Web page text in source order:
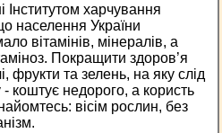
харчування
населення України
вітамінів, мінералів, а
Покращити здоров’я
фрукти та зелень, на яку слід
коштує недорого, а користь
вісім рослин, без